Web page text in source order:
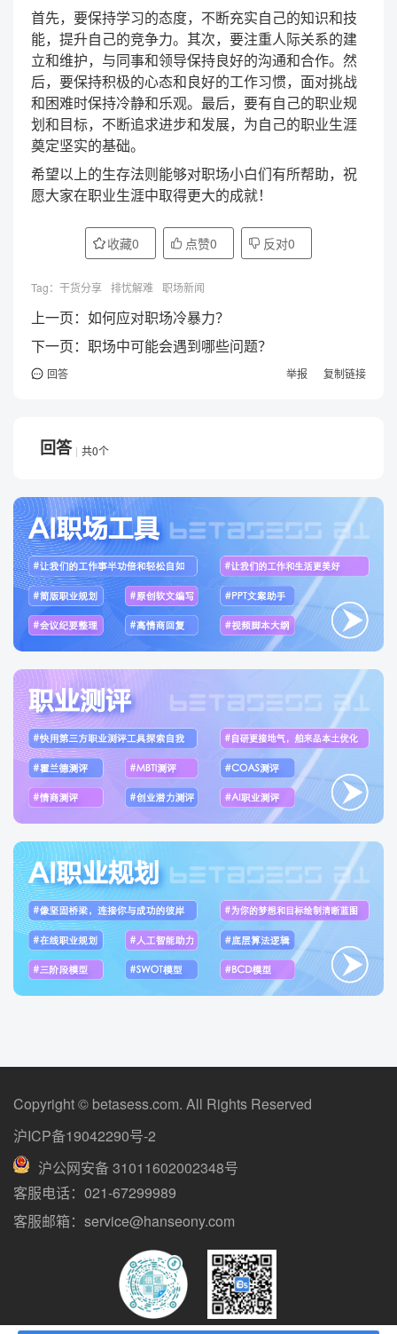
首先，要保持学习的态度，不断充实自己的知识和技
能，提升自己的竞争力。其次，要注重人际关系的建
立和维护，与同事和领导保持良好的沟通和合作。然
后，要保持积极的心态和良好的工作习惯，面对挑战
和困难时保持冷静和乐观。最后，要有自己的职业规
划和目标，不断追求进步和发展，为自己的职业生涯
奠定坚实的基础。
希望以上的生存法则能够对职场小白们有所帮助，祝
愿大家在职业生涯中取得更大的成就！
收藏0 点赞0 反对0
Tag： 干货分享 排忧解难 职场新闻
上一页： 如何应对职场冷暴力？
下一页： 职场中可能会遇到哪些问题？
回答 举报 复制链接
回答 共0个
Copyright © betasess.com. All Rights Reserved
沪ICP备19042290号-2
沪公网安备 31011602002348号
客服电话：021-67299989
客服邮箱：service@hanseony.com